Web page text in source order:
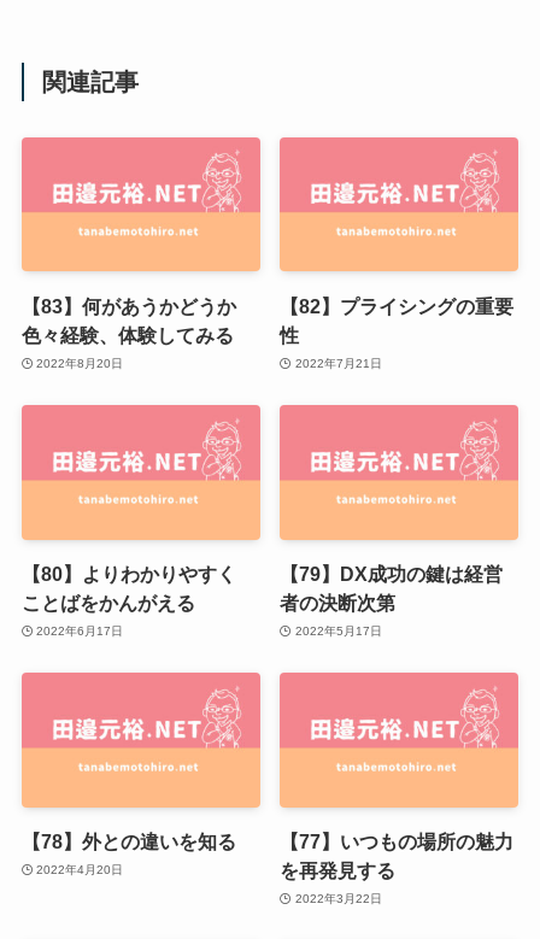
関連記事
【83】何があうかどうか
色々経験、体験してみる
2022年8月20日
【82】プライシングの重要
性
2022年7月21日
【80】よりわかりやすく
ことばをかんがえる
2022年6月17日
【79】DX成功の鍵は経営
者の決断次第
2022年5月17日
【78】外との違いを知る
2022年4月20日
【77】いつもの場所の魅力
を再発見する
2022年3月22日